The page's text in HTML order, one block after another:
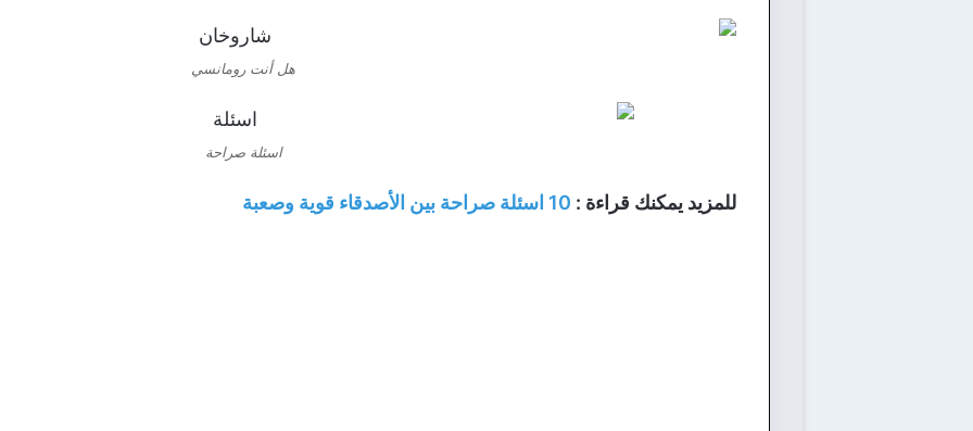
هل أنت رومانسي
اسئلة صراحة
للمزيد يمكنك قراءة : 10 اسئلة صراحة بين الأصدقاء قوية وصعبة